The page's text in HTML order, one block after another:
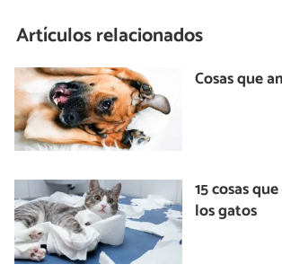
Artículos relacionados
Cosas que
15 cosas
los gatos